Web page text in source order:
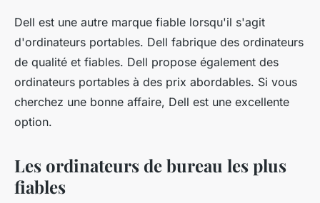
Dell est une autre marque fiable lorsqu'il s'agit
d'ordinateurs portables. Dell fabrique des ordinateurs
de qualité et fiables. Dell propose également des
ordinateurs portables à des prix abordables. Si vous
cherchez une bonne affaire, Dell est une excellente
option.
Les ordinateurs de bureau les plus
fiables